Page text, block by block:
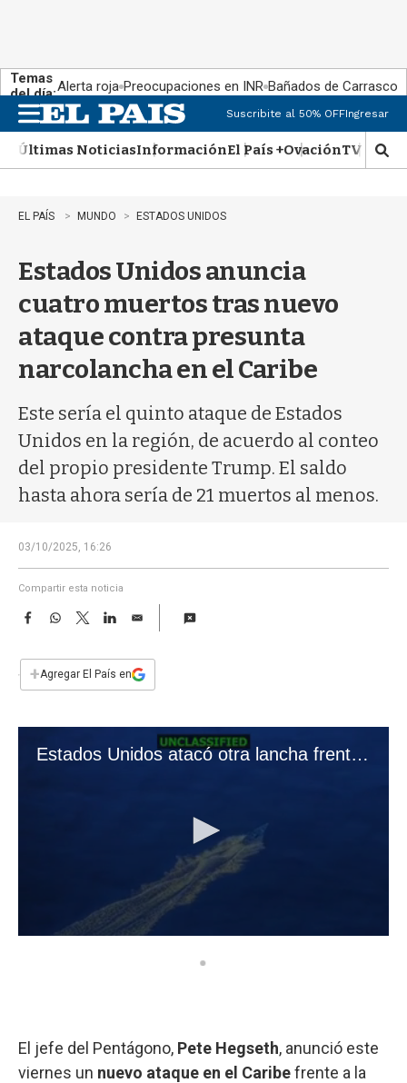
Temas
del día:Alerta roja Preocupaciones en INR Bañados de Carrasco
n
u
Suscribite al 50% OFFIngresar
Últimas NoticiasInformaciónEl País +OvaciónTV Show
M
o
EL PAÍS MUNDO ESTADOS UNIDOS
Estados Unidos anuncia
cuatro muertos tras nuevo
ataque contra presunta
narcolancha en el Caribe
Este sería el quinto ataque de Estados
Unidos en la región, de acuerdo al conteo
del propio presidente Trump. El saldo
hasta ahora sería de 21 muertos al menos.
03/10/2025, 16:26
Compartir esta noticia
F
e
b
W
s
T
w
t
L
E
i
l
+Agregar El País en
El jefe del Pentágono, Pete Hegseth, anunció este
viernes un nuevo ataque en el Caribefrente a la